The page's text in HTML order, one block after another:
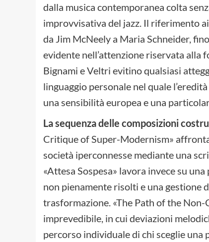
dalla musica contemporanea colta
improvvisativa del jazz. Il riferimento
da Jim McNeely a Maria Schneider,
evidente nell’attenzione riservata alla
Bignami e Veltri evitino qualsiasi
linguaggio personale nel quale
una sensibilità europea e una
La sequenza delle composizioni
Critique of Super-Modernism»
società iperconnesse mediante una
«Attesa Sospesa» lavora invece su
non pienamente risolti e una gestione
trasformazione. «The Path of the
imprevedibile, in cui deviazioni
percorso individuale di chi sceglie una